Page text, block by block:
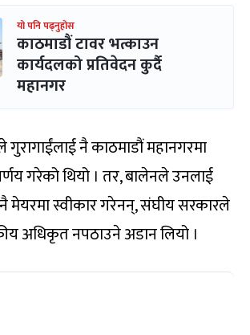
यो पनि पढ्नुहोस
काठमाडौं टावर भत्काउन
कार्यदलको प्रतिवेदन कुर्दै
महानगर
नै काठमाडौं महानगरमा
गरेको थियो । तर, बालेनले उनलाई
मेयरमा स्वीकार गरेनन्, संघीय सरकारले
अधिकृत नपठाउने अडान लियो ।